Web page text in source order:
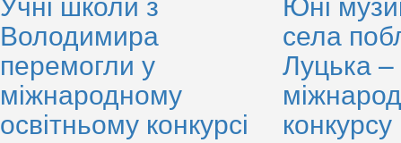
Володимира
перемогли у
міжнародному
освітньому конкурсі
села
Луцька
конкурсу